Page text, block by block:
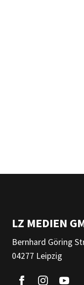
LZ MEDIEN
Bernhard Göring
04277 Leipzig